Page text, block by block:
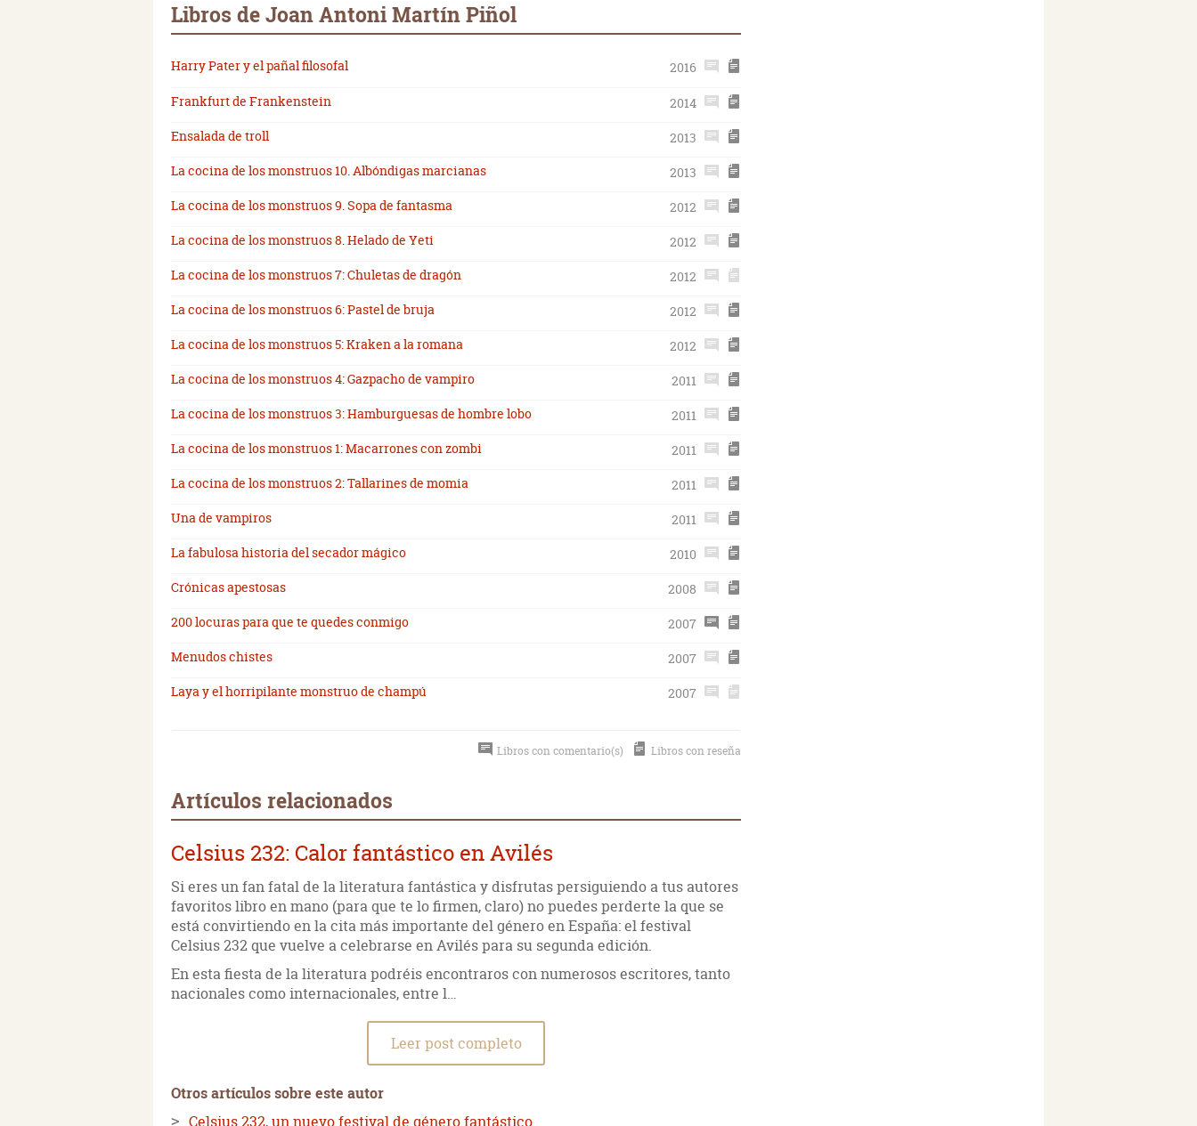
Libros de Joan Antoni Martín Piñol
Harry Pater y el pañal filosofal
2016
Frankfurt de Frankenstein
2014
Ensalada de troll
2013
La cocina de los monstruos 10. Albóndigas marcianas
2013
La cocina de los monstruos 9. Sopa de fantasma
2012
La cocina de los monstruos 8. Helado de Yeti
2012
La cocina de los monstruos 7: Chuletas de dragón
2012
La cocina de los monstruos 6: Pastel de bruja
2012
La cocina de los monstruos 5: Kraken a la romana
2012
La cocina de los monstruos 4: Gazpacho de vampiro
2011
La cocina de los monstruos 3: Hamburguesas de hombre lobo
2011
La cocina de los monstruos 1: Macarrones con zombi
2011
La cocina de los monstruos 2: Tallarines de momia
2011
Una de vampiros
2011
La fabulosa historia del secador mágico
2010
Crónicas apestosas
2008
200 locuras para que te quedes conmigo
2007
Menudos chistes
2007
Laya y el horripilante monstruo de champú
2007
Libros con comentario(s) Libros con reseña
Artículos relacionados
Celsius 232: Calor fantástico en Avilés
Si eres un fan fatal de la literatura fantástica y disfrutas persiguiendo a tus autores
favoritos libro en mano (para que te lo firmen, claro) no puedes perderte la que se
está convirtiendo en la cita más importante del género en España: el festival
Celsius 232 que vuelve a celebrarse en Avilés para su segunda edición.
En esta fiesta de la literatura podréis encontraros con numerosos escritores, tanto
nacionales como internacionales, entre l…
Leer post completo
Otros artículos sobre este autor
Celsius 232, un nuevo festival de género fantástico